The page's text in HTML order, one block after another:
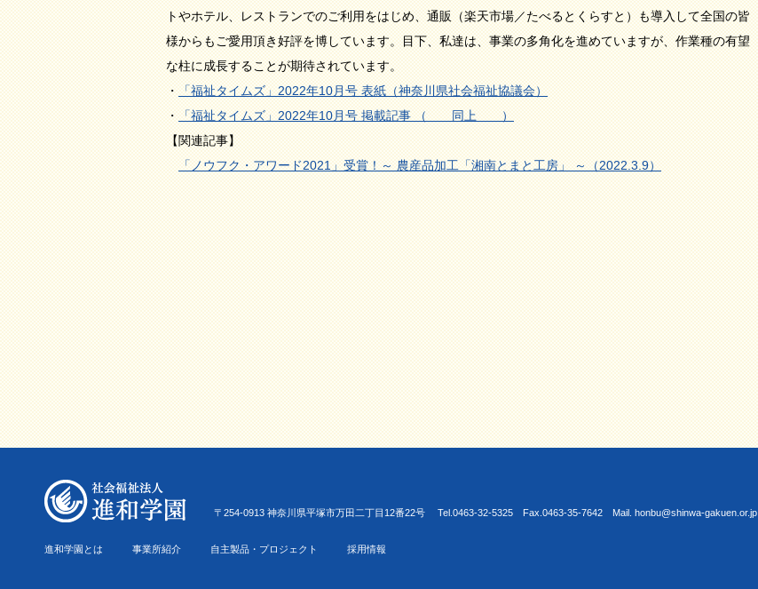
トやホテル、レストランでのご利用をはじめ、通販（楽天市場／たべるとくらすと）も導入して全国の皆
様からもご愛用頂き好評を博しています。目下、私達は、事業の多角化を進めていますが、作業種の有望
な柱に成長することが期待されています。
・
「福祉タイムズ」2022年10月号 表紙（神奈川県社会福祉協議会）
・
「福祉タイムズ」2022年10月号 掲載記事 （ 同上 ）
【関連記事】
「ノウフク・アワード2021」受賞！～ 農産品加工「湘南とまと工房」 ～（2022.3.9）
〒254-0913 神奈川県平塚市万田二丁目12番22号 Tel.0463-32-5325 Fax.0463-35-7642 Mail. honbu@shinwa-gakuen.or.jp
進和学園とは 事業所紹介 自主製品・プロジェクト 採用情報